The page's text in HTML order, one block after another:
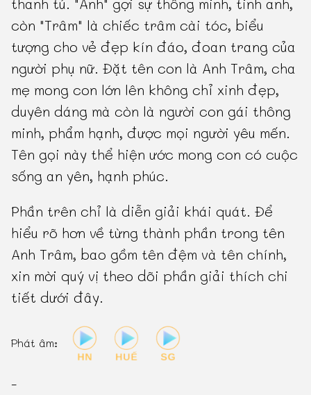
còn "Trâm" là chiếc trâm cài tóc, biểu
tượng cho vẻ đẹp kín đáo, đoan trang của
người phụ nữ. Đặt tên con là Anh Trâm, cha
mẹ mong con lớn lên không chỉ xinh đẹp,
duyên dáng mà còn là người con gái thông
minh, phẩm hạnh, được mọi người yêu mến.
Tên gọi này thể hiện ước mong con có cuộc
sống an yên, hạnh phúc.
Phần trên chỉ là diễn giải khái quát. Để
hiểu rõ hơn về từng thành phần trong tên
Anh Trâm, bao gồm tên đệm và tên chính,
xin mời quý vị theo dõi phần giải thích chi
tiết dưới đây.
Phát âm:
-